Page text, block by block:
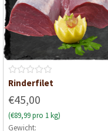
B
w
e
Rinderfilet
€45,00
(€89,99 pro 1 kg)
Gewicht: